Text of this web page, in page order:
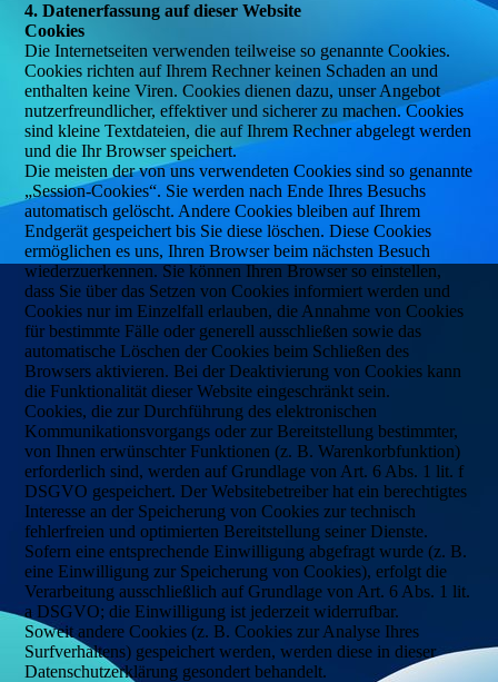
4. Datenerfassung auf dieser Website
Cookies
Die Internetseiten verwenden teilweise so genannte Cookies.
Cookies richten auf Ihrem Rechner keinen Schaden an und
enthalten keine Viren. Cookies dienen dazu, unser Angebot
nutzerfreundlicher, effektiver und sicherer zu machen. Cookies
sind kleine Textdateien, die auf Ihrem Rechner abgelegt werden
und die Ihr Browser speichert.
Die meisten der von uns verwendeten Cookies sind so genannte
„Session-Cookies“. Sie werden nach Ende Ihres Besuchs
automatisch gelöscht. Andere Cookies bleiben auf Ihrem
Endgerät gespeichert bis Sie diese löschen. Diese Cookies
ermöglichen es uns, Ihren Browser beim nächsten Besuch
wiederzuerkennen. Sie können Ihren Browser so einstellen,
dass Sie über das Setzen von Cookies informiert werden und
Cookies nur im Einzelfall erlauben, die Annahme von Cookies
für bestimmte Fälle oder generell ausschließen sowie das
automatische Löschen der Cookies beim Schließen des
Browsers aktivieren. Bei der Deaktivierung von Cookies kann
die Funktionalität dieser Website eingeschränkt sein.
Cookies, die zur Durchführung des elektronischen
Kommunikationsvorgangs oder zur Bereitstellung bestimmter,
von Ihnen erwünschter Funktionen (z. B. Warenkorbfunktion)
erforderlich sind, werden auf Grundlage von Art. 6 Abs. 1 lit. f
DSGVO gespeichert. Der Websitebetreiber hat ein berechtigtes
Interesse an der Speicherung von Cookies zur technisch
fehlerfreien und optimierten Bereitstellung seiner Dienste.
Sofern eine entsprechende Einwilligung abgefragt wurde (z. B.
eine Einwilligung zur Speicherung von Cookies), erfolgt die
Verarbeitung ausschließlich auf Grundlage von Art. 6 Abs. 1 lit.
a DSGVO; die Einwilligung ist jederzeit widerrufbar.
Soweit andere Cookies (z. B. Cookies zur Analyse Ihres
Surfverhaltens) gespeichert werden, werden diese in dieser
Datenschutzerklärung gesondert behandelt.